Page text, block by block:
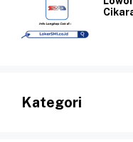
Kategori